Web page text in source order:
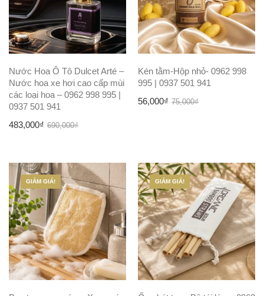
Nước Hoa Ô Tô Dulcet Arté –
Nước hoa xe hơi cao cấp mùi
các loại hoa – 0962 998 995 |
0937 501 941
690,000₫Giá
690,000₫.
483,000₫
Giá
483,000₫.
Kén tằm-Hộp nhỏ- 0962 998
995 | 0937 501 941
75,000₫Giá
56,000₫
Giá
56,000₫.
GIẢM GIÁ! GIẢM GIÁ!